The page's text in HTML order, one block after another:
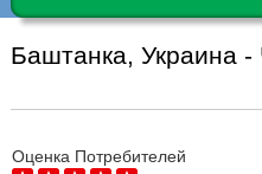
Баштанка, Украина -
Оценка Потребителей